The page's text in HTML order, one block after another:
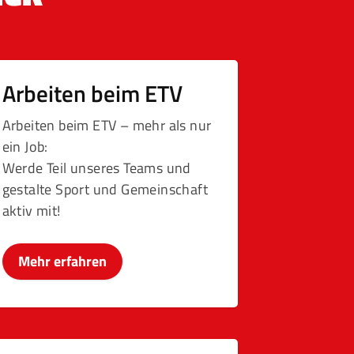
Arbeiten beim ETV
Arbeiten beim ETV – mehr als nur
ein Job:
Werde Teil unseres Teams und
gestalte Sport und Gemeinschaft
aktiv mit!
Mehr erfahren